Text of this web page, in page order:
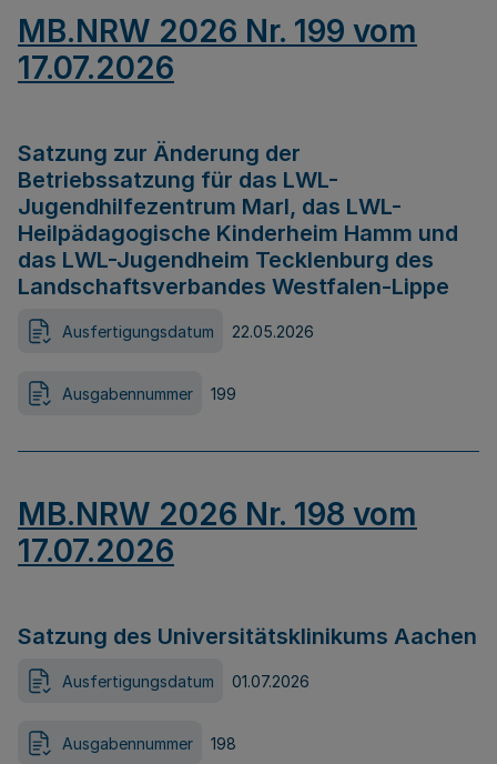
MB.NRW 2026 Nr. 199 vom
17.07.2026
Satzung zur Änderung der
Betriebssatzung für das LWL-
Jugendhilfezentrum Marl, das LWL-
Heilpädagogische Kinderheim Hamm und
das LWL-Jugendheim Tecklenburg des
Landschaftsverbandes Westfalen-Lippe
Ausfertigungsdatum 22.05.2026
Ausgabennummer 199
MB.NRW 2026 Nr. 198 vom
17.07.2026
Satzung des Universitätsklinikums Aachen
Ausfertigungsdatum 01.07.2026
Ausgabennummer 198